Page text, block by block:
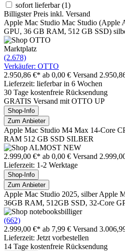
sofort lieferbar(1)
Billigster Preis inkl. Versand
Apple Mac Studio Mac Studio (Apple
GPU, 36 GB RAM, 512 GB SSD)
Marktplatz
(2.678)
Verkäufer: OTTO
2.950,86 €* ab 0,00 € Versand
Lieferzeit: lieferbar in 6 Wochen
30 Tage kostenfreie Rücksendung
GRATIS Versand mit OTTO UP
Shop-Info
Zum Anbieter
Apple Mac Studio M4 Max 14-Core
RAM 512 GB SSD SILBER
2.999,00 €* ab 0,00 € Versand
Lieferzeit: 1-2 Werktage
Shop-Info
Zum Anbieter
Apple Mac Studio 2025, silber Apple
36GB RAM, 512GB SSD, 32-Core
(662)
2.999,00 €* ab 7,99 € Versand
Lieferzeit: Jetzt vorbestellen
14 Tage kostenfreie Rücksendung